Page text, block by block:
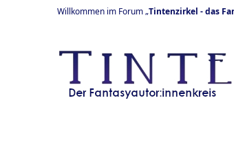
Willkommen im Forum „Tintenzirkel - das